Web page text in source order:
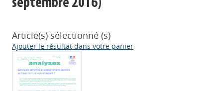
septembre 2016)
Article(s) sélectionné (s)
Ajouter le résultat dans votre panier